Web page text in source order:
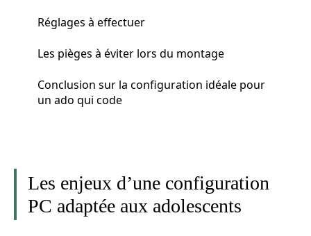
Réglages à effectuer
Les pièges à éviter lors du montage
Conclusion sur la configuration idéale pour
un ado qui code
Les enjeux d’une configuration
PC adaptée aux adolescents